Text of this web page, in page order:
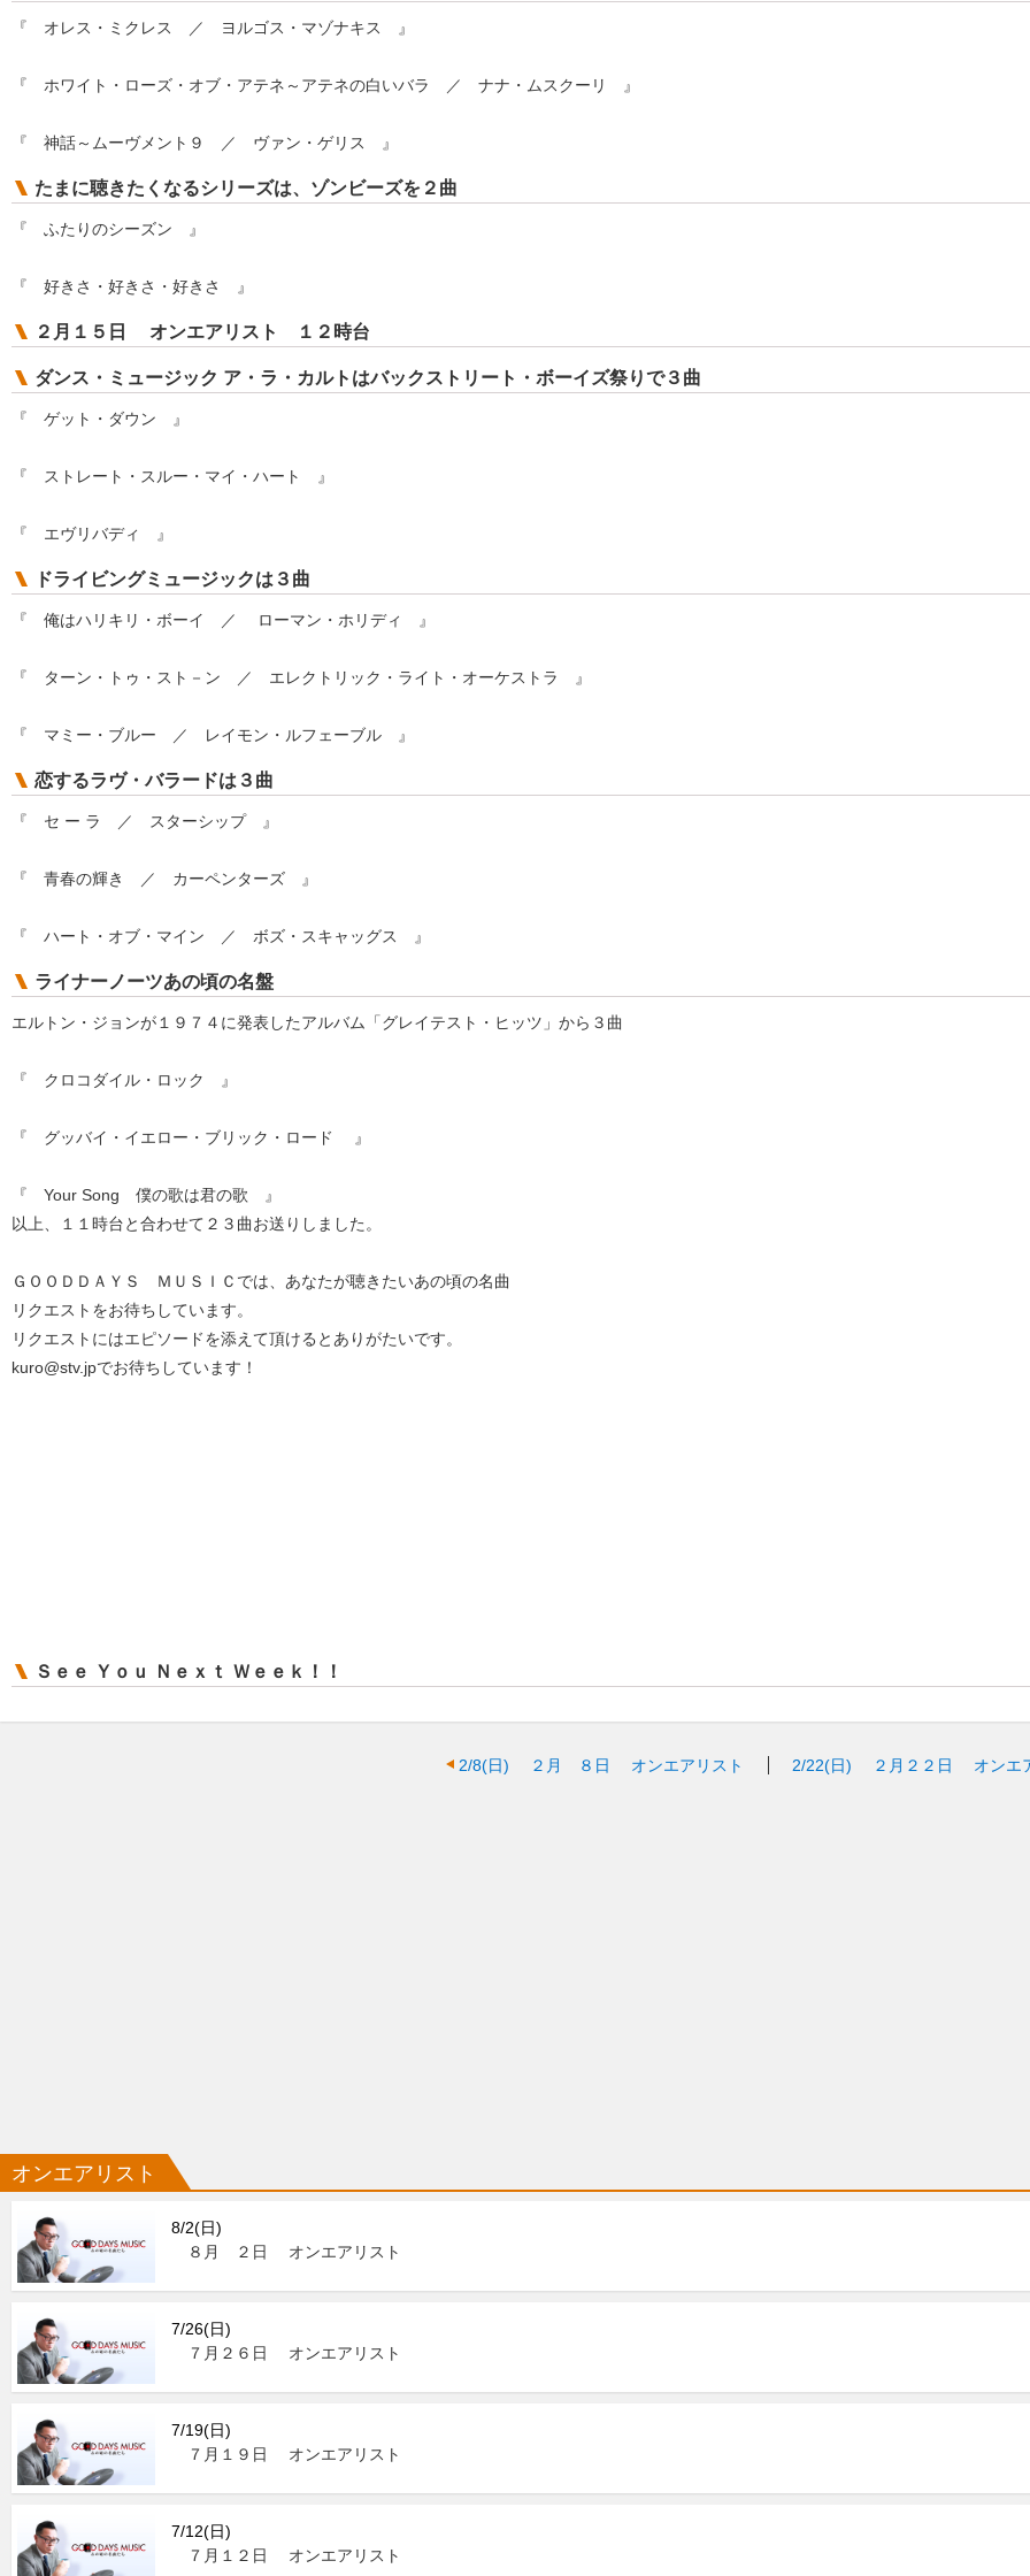
『 オレス・ミクレス ／ ヨルゴス・マゾナキス 』
『 ホワイト・ローズ・オブ・アテネ～アテネの白いバラ ／ ナナ・ムスクーリ 』
『 神話～ムーヴメント９ ／ ヴァン・ゲリス 』
たまに聴きたくなるシリーズは、ゾンビーズを２曲
『 ふたりのシーズン 』
『 好きさ・好きさ・好きさ 』
２月１５日 オンエアリスト １２時台
ダンス・ミュージック ア・ラ・カルトはバックストリート・ボーイズ祭りで３曲
『 ゲット・ダウン 』
『 ストレート・スルー・マイ・ハート 』
『 エヴリバディ 』
ドライビングミュージックは３曲
『 俺はハリキリ・ボーイ ／ ローマン・ホリディ 』
『 ターン・トゥ・スト－ン ／ エレクトリック・ライト・オーケストラ 』
『 マミー・ブルー ／ レイモン・ルフェーブル 』
恋するラヴ・バラードは３曲
『 セ ー ラ ／ スターシップ 』
『 青春の輝き ／ カーペンターズ 』
『 ハート・オブ・マイン ／ ボズ・スキャッグス 』
ライナーノーツあの頃の名盤
エルトン・ジョンが１９７４に発表したアルバム「グレイテスト・ヒッツ」から３曲
『 クロコダイル・ロック 』
『 グッバイ・イエロー・ブリック・ロード 』
『 Your Song 僕の歌は君の歌 』
以上、１１時台と合わせて２３曲お送りしました。
ＧＯＯＤＤＡＹＳ ＭＵＳＩＣでは、あなたが聴きたいあの頃の名曲
リクエストをお待ちしています。
リクエストにはエピソードを添えて頂けるとありがたいです。
kuro@stv.jpでお待ちしています！
Ｓｅｅ Ｙｏｕ Ｎｅｘｔ Ｗｅｅｋ！！
2/8(日) ２月 ８日 オンエアリスト 2/22(日) ２月２２日 オンエ
オンエアリスト
8/2(日)
８月 ２日 オンエアリスト
7/26(日)
７月２６日 オンエアリスト
7/19(日)
７月１９日 オンエアリスト
7/12(日)
７月１２日 オンエアリスト